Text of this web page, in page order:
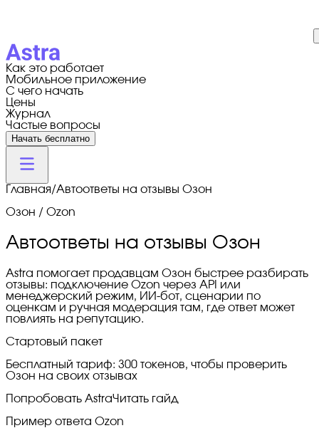
Как это работает
Мобильное приложение
С чего начать
Цены
Журнал
Частые вопросы
Начать бесплатно
Главная/Автоответы на отзывы Озон
Озон / Ozon
Автоответы на отзывы Озон
Astra помогает продавцам Озон быстрее разбирать
отзывы: подключение Ozon через API или
менеджерский режим, ИИ-бот, сценарии по
оценкам и ручная модерация там, где ответ может
повлиять на репутацию.
Стартовый пакет
Бесплатный тариф: 300 токенов, чтобы проверить
Озон на своих отзывах
Попробовать AstraЧитать гайд
Пример ответа Ozon